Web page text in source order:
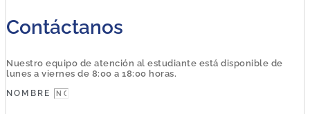
Contáctanos
Nuestro equipo de atención al estudiante está disponible de
lunes a viernes de 8:00 a 18:00 horas.
NOMBRE